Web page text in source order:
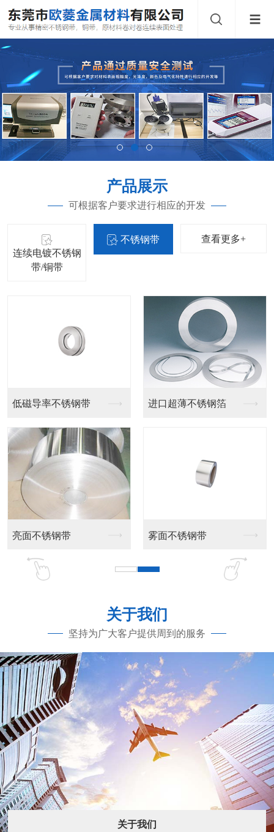
产品展示
可根据客户要求进行相应的开发
连续电镀不锈钢
带/铜带
不锈钢带 查看更多+
低磁导率不锈钢带 进口超薄不锈钢箔
亮面不锈钢带 雾面不锈钢带
关于我们
坚持为广大客户提供周到的服务
关于我们